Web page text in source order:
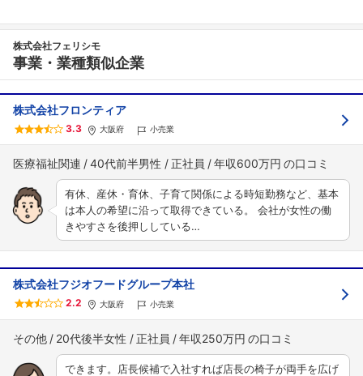
株式会社フェリシモ
事業・業種類似企業
株式会社フロンティア
3.3 大阪府 小売業
医療福祉関連 40代前半男性 正社員 年収600万円
有休、産休・育休、子育て関係による時短勤務など、基本
は本人の希望に沿って取得できている。 会社が女性の働
きやすさを後押ししている…
株式会社フジオフードグループ本社
2.2 大阪府 小売業
その他 20代後半女性 正社員 年収250万円
できます。店長候補で入社すれば店長の椅子が両手を広げ